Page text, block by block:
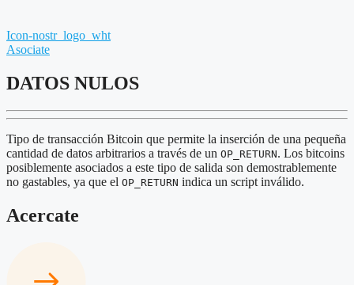
Icon-nostr_logo_wht
Asociate
DATOS NULOS
Tipo de transacción Bitcoin que permite la inserción de una pequeña
cantidad de datos arbitrarios a través de un OP_RETURN. Los bitcoins
posiblemente asociados a este tipo de salida son demostrablemente
no gastables, ya que el OP_RETURN indica un script inválido.
Acercate